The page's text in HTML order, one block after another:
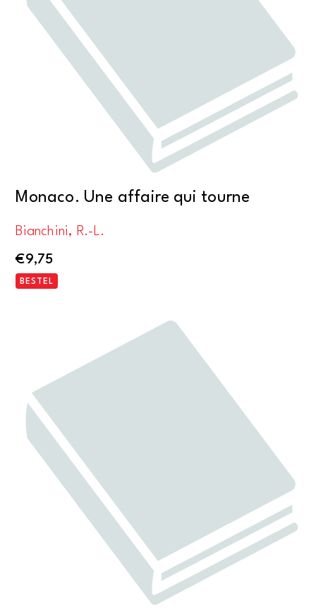
Monaco. Une affaire qui tourne
Bianchini, R.-L.
€9,75
BESTEL